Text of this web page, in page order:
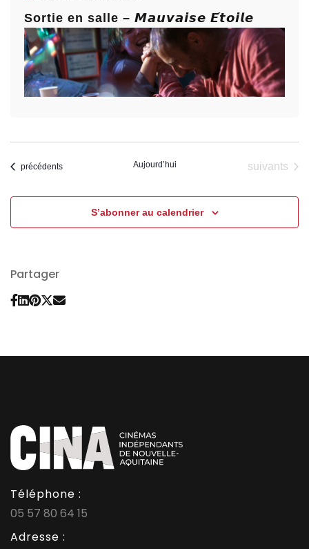
Sortie en salle – 𝙈𝙖𝙪𝙫𝙖𝙞𝙨𝙚 𝙀́𝙩𝙤𝙞𝙡𝙚
Évènements
précédents Aujourd’hui Évènements
suivants
S’abonner au calendrier
Partager
Téléphone :
05 57 80 64 15
Adresse :